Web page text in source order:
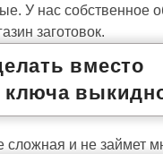
У нас собственное
заготовок.
вместо
ключа
сложная и не займет